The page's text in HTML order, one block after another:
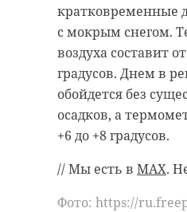
кратковременные
с мокрым снегом.
воздуха составит
градусов. Днем в
обойдется без
осадков, а
+6 до +8 градусов.
// Мы есть в MAX.
Фото: https://